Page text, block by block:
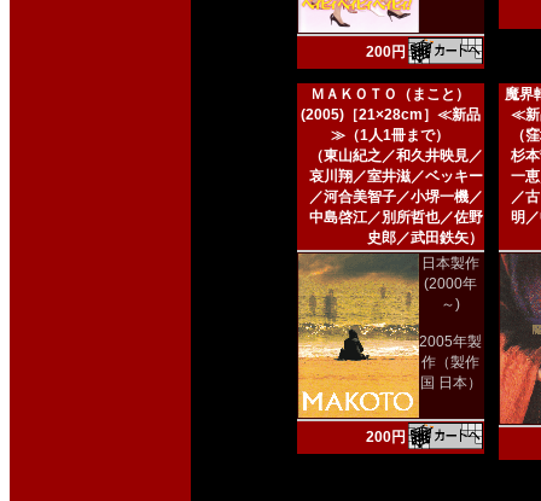
200円
ＭＡＫＯＴＯ（まこと）
(2005)［21×28cm］≪新品
≫（1人1冊まで）
（東山紀之／和久井映見／
哀川翔／室井滋／ベッキー
／河合美智子／小堺一機／
中島啓江／別所哲也／佐野
史郎／武田鉄矢）
日本製作
(2000年
～)
2005年製
作（製作
国 日本）
200円
魔界
≪新
（
杉
一
／
明